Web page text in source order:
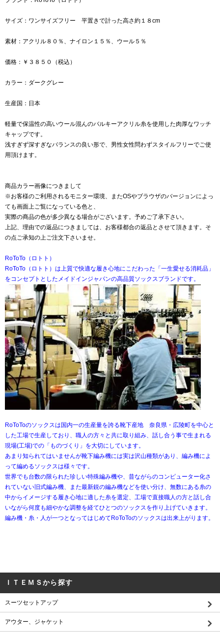
サイズ：ワンサイズフリー 平置きで計った高さ約１８cm
素材：アクリル８０％、ナイロン１５％、ウール５％
価格：￥３８５０（税込）
カラー：ダークグレー
生産国：日本
軽量で保温性の高いウール混んのバルキーアクリル糸を使用した肉厚なワッチ
キャップです。
浅すぎず深すぎなバランスの良い形で、男性女性問わずスタイルフリーでご使
用頂けます。
商品カラー画像につきまして
※お客様のご利用されるモニター環境、またOSやブラウザのバージョンによっ
ても画面上ご覧になっている色と、
実際の商品の色が多少異なる場合がございます。予めご了承下さい。
上記、理由での返品につきましては、お客様都合の返品とさせて頂きます。そ
の点ご承知の上ご注文下さいませ。
RoToTo（ロトト）
RoToTo（ロトト）は上質で快適な履き心地にこだわった「一生愛せる消耗品」
をコンセプトとしたメイドインジャパンの高品質ソックスブランドです。
RoToToのソックスは国内一の生産量を誇る靴下産地 奈良県・広陵町を中心と
した工場で生産しており、職人の方々と共に取り組み、話し合う事で生まれる
現場(工場)での「ものづくり」を大切にしています。
あまり知られてはいませんが靴下編み機には実は沢山種類があり、編み機によ
って編めるソックスは様々です。
世界でも台数の限られた珍しい特殊編み機や、昔ながらのコンピューター化さ
れていない旧式編み機、また最新鋭の編み機などを使い分け、無数にある糸の
中からイメージする履き心地に適した糸を選定、工場で直接職人の方と話し合
いながら何度も細やかな調整を経てひとつのソックスを作り上げていきます。
編み機・糸・人が一つとなってはじめてRoToToのソックスは出来上がります。
ＩＴＥＭＳから探す
スーツセットアップ
アウター、ジャケット